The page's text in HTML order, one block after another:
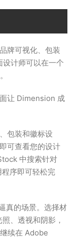
牌可视化、包装
计师可以在一个
让 Dimension 成
包装和徽标设
可查看您的设计
中搜索针对
序即可轻松完
真的场景。选择材
、透视和阴影，
续在 Adob​​e